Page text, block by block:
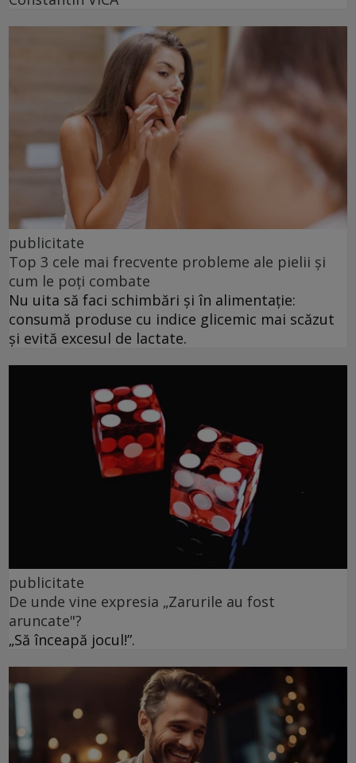
publicitate
Top 3 cele mai frecvente probleme ale pielii și
cum le poți combate
Nu uita să faci schimbări și în alimentație:
consumă produse cu indice glicemic mai scăzut
și evită excesul de lactate.
publicitate
De unde vine expresia „Zarurile au fost
aruncate"?
„Să înceapă jocul!”.